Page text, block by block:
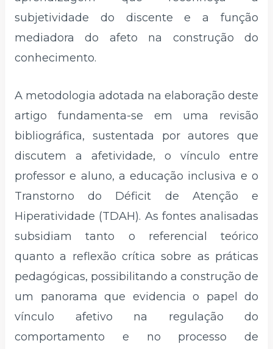
subjetividade do discente e a função
mediadora do afeto na construção do
conhecimento.
A metodologia adotada na elaboração deste
artigo fundamenta-se em uma revisão
bibliográfica, sustentada por autores que
discutem a afetividade, o vínculo entre
professor e aluno, a educação inclusiva e o
Transtorno do Déficit de Atenção e
Hiperatividade (TDAH). As fontes analisadas
subsidiam tanto o referencial teórico
quanto a reflexão crítica sobre as práticas
pedagógicas, possibilitando a construção de
um panorama que evidencia o papel do
vínculo afetivo na regulação do
comportamento e no processo de